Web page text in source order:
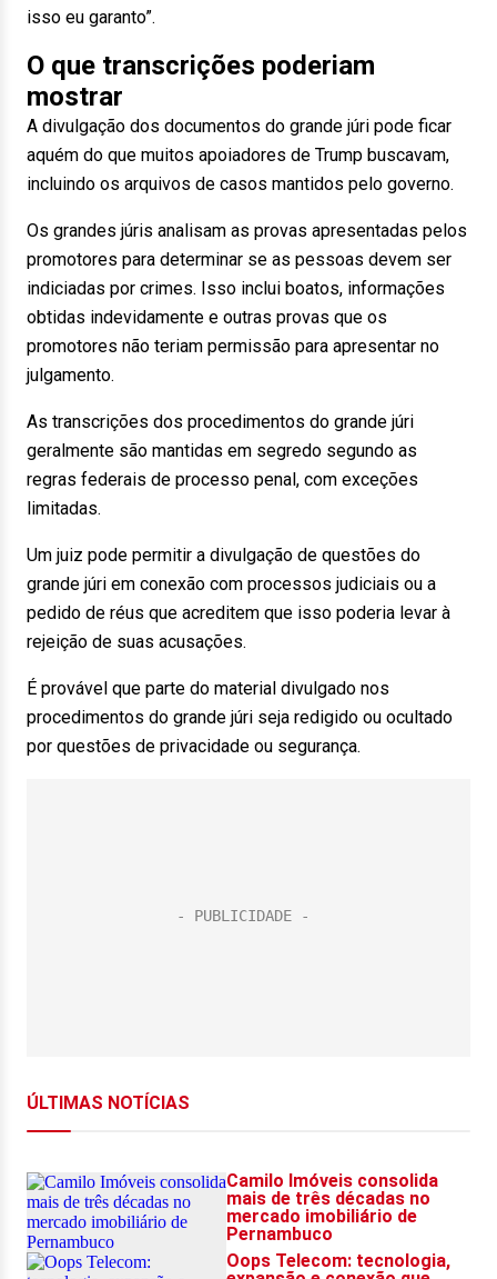
isso eu garanto”.
O que transcrições poderiam
mostrar
A divulgação dos documentos do grande júri pode ficar
aquém do que muitos apoiadores de Trump buscavam,
incluindo os arquivos de casos mantidos pelo governo.
Os grandes júris analisam as provas apresentadas pelos
promotores para determinar se as pessoas devem ser
indiciadas por crimes. Isso inclui boatos, informações
obtidas indevidamente e outras provas que os
promotores não teriam permissão para apresentar no
julgamento.
As transcrições dos procedimentos do grande júri
geralmente são mantidas em segredo segundo as
regras federais de processo penal, com exceções
limitadas.
Um juiz pode permitir a divulgação de questões do
grande júri em conexão com processos judiciais ou a
pedido de réus que acreditem que isso poderia levar à
rejeição de suas acusações.
É provável que parte do material divulgado nos
procedimentos do grande júri seja redigido ou ocultado
por questões de privacidade ou segurança.